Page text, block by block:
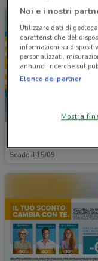
Scade il 15/09
Noi e i nostri
Utilizzare dati di
caratteristiche del
informazioni su
personalizzati,
annunci, ricerche sul
Elenco dei partner
Mostra